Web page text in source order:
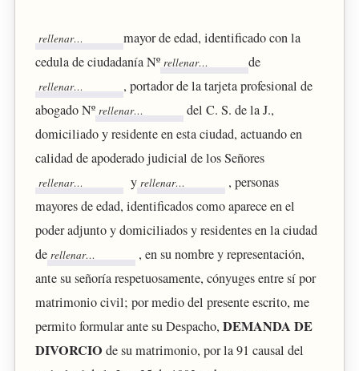
mayor de edad, identificado con la
cedula de ciudadanía Nº
de
, portador de la tarjeta profesional de
abogado Nº
del C. S. de la J.,
domiciliado y residente en esta ciudad, actuando en
calidad de apoderado judicial de los Señores
y
, personas
mayores de edad, identificados como aparece en el
poder adjunto y domiciliados y residentes en la ciudad
de
, en su nombre y representación,
ante su señoría respetuosamente, cónyuges entre sí por
matrimonio civil; por medio del presente escrito, me
permito formular ante su Despacho, DEMANDA DE
DIVORCIO de su matrimonio, por la 91 causal del